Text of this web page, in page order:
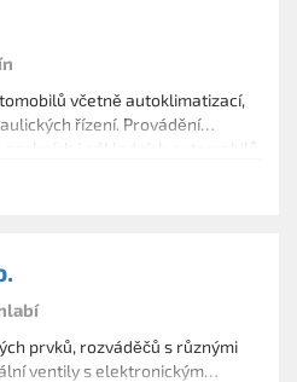
včetně autoklimatizací,
řízení. Provádění
i nákladních automobilů
motoru. Prodej a montáž
pracovištích.
prvků, rozváděčů s různými
ventily s elektronickým